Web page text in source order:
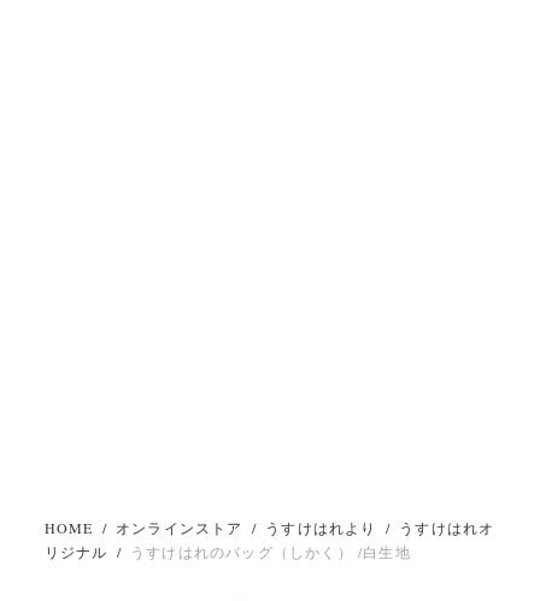
HOME / オンラインストア / うすけはれより / うすけはれオ
リジナル / うすけはれのバッグ（しかく） /白生地